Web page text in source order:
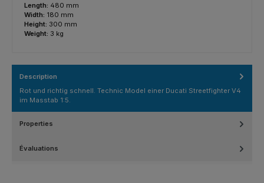
Length: 480 mm
Width: 180 mm
Height: 300 mm
Weight: 3 kg
Description
Rot und richtig schnell. Technic Model einer Ducati Streetfighter V4
im Masstab 1:5.
Properties
Évaluations